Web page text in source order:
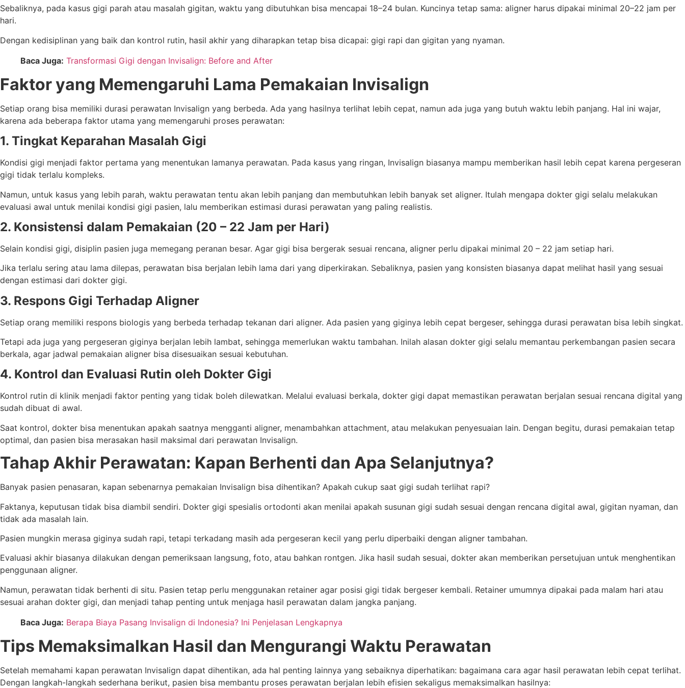
Sebaliknya, pada kasus gigi parah atau masalah gigitan, waktu yang dibutuhkan bisa mencapai 18–24 bulan. Kuncinya tetap sama: aligner harus dipakai minimal 20–22 jam per
hari.
Dengan kedisiplinan yang baik dan kontrol rutin, hasil akhir yang diharapkan tetap bisa dicapai: gigi rapi dan gigitan yang nyaman.
Baca Juga: Transformasi Gigi dengan Invisalign: Before and After
Faktor yang Memengaruhi Lama Pemakaian Invisalign
Setiap orang bisa memiliki durasi perawatan Invisalign yang berbeda. Ada yang hasilnya terlihat lebih cepat, namun ada juga yang butuh waktu lebih panjang. Hal ini wajar,
karena ada beberapa faktor utama yang memengaruhi proses perawatan:
1. Tingkat Keparahan Masalah Gigi
Kondisi gigi menjadi faktor pertama yang menentukan lamanya perawatan. Pada kasus yang ringan, Invisalign biasanya mampu memberikan hasil lebih cepat karena pergeseran
gigi tidak terlalu kompleks.
Namun, untuk kasus yang lebih parah, waktu perawatan tentu akan lebih panjang dan membutuhkan lebih banyak set aligner. Itulah mengapa dokter gigi selalu melakukan
evaluasi awal untuk menilai kondisi gigi pasien, lalu memberikan estimasi durasi perawatan yang paling realistis.
2. Konsistensi dalam Pemakaian (20 – 22 Jam per Hari)
Selain kondisi gigi, disiplin pasien juga memegang peranan besar. Agar gigi bisa bergerak sesuai rencana, aligner perlu dipakai minimal 20 – 22 jam setiap hari.
Jika terlalu sering atau lama dilepas, perawatan bisa berjalan lebih lama dari yang diperkirakan. Sebaliknya, pasien yang konsisten biasanya dapat melihat hasil yang sesuai
dengan estimasi dari dokter gigi.
3. Respons Gigi Terhadap Aligner
Setiap orang memiliki respons biologis yang berbeda terhadap tekanan dari aligner. Ada pasien yang giginya lebih cepat bergeser, sehingga durasi perawatan bisa lebih singkat.
Tetapi ada juga yang pergeseran giginya berjalan lebih lambat, sehingga memerlukan waktu tambahan. Inilah alasan dokter gigi selalu memantau perkembangan pasien secara
berkala, agar jadwal pemakaian aligner bisa disesuaikan sesuai kebutuhan.
4. Kontrol dan Evaluasi Rutin oleh Dokter Gigi
Kontrol rutin di klinik menjadi faktor penting yang tidak boleh dilewatkan. Melalui evaluasi berkala, dokter gigi dapat memastikan perawatan berjalan sesuai rencana digital yang
sudah dibuat di awal.
Saat kontrol, dokter bisa menentukan apakah saatnya mengganti aligner, menambahkan attachment, atau melakukan penyesuaian lain. Dengan begitu, durasi pemakaian tetap
optimal, dan pasien bisa merasakan hasil maksimal dari perawatan Invisalign.
Tahap Akhir Perawatan: Kapan Berhenti dan Apa Selanjutnya?
Banyak pasien penasaran, kapan sebenarnya pemakaian Invisalign bisa dihentikan? Apakah cukup saat gigi sudah terlihat rapi?
Faktanya, keputusan tidak bisa diambil sendiri. Dokter gigi spesialis ortodonti akan menilai apakah susunan gigi sudah sesuai dengan rencana digital awal, gigitan nyaman, dan
tidak ada masalah lain.
Pasien mungkin merasa giginya sudah rapi, tetapi terkadang masih ada pergeseran kecil yang perlu diperbaiki dengan aligner tambahan.
Evaluasi akhir biasanya dilakukan dengan pemeriksaan langsung, foto, atau bahkan rontgen. Jika hasil sudah sesuai, dokter akan memberikan persetujuan untuk menghentikan
penggunaan aligner.
Namun, perawatan tidak berhenti di situ. Pasien tetap perlu menggunakan retainer agar posisi gigi tidak bergeser kembali. Retainer umumnya dipakai pada malam hari atau
sesuai arahan dokter gigi, dan menjadi tahap penting untuk menjaga hasil perawatan dalam jangka panjang.
Baca Juga: Berapa Biaya Pasang Invisalign di Indonesia? Ini Penjelasan Lengkapnya
Tips Memaksimalkan Hasil dan Mengurangi Waktu Perawatan
Setelah memahami kapan perawatan Invisalign dapat dihentikan, ada hal penting lainnya yang sebaiknya diperhatikan: bagaimana cara agar hasil perawatan lebih cepat terlihat.
Dengan langkah-langkah sederhana berikut, pasien bisa membantu proses perawatan berjalan lebih efisien sekaligus memaksimalkan hasilnya: